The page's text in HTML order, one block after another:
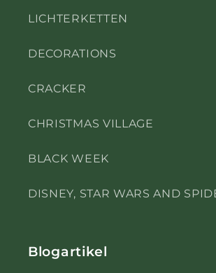
LICHTERKETTEN
DECORATIONS
CRACKER
CHRISTMAS VILLAGE
BLACK WEEK
DISNEY, STAR WARS AND
Blogartikel